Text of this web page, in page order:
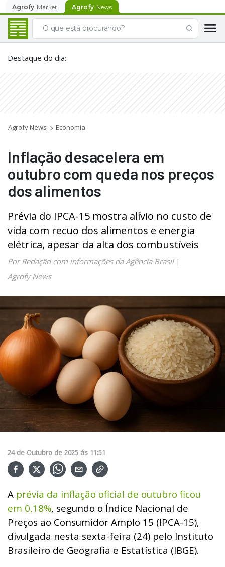
Agrofy Market Agrofy News
Destaque do dia:
Agrofy News Economia
Inflação desacelera em
outubro com queda nos preços
dos alimentos
Prévia do IPCA-15 mostra alívio no custo de
vida com recuo dos alimentos e energia
elétrica, apesar da alta dos combustíveis
Por Redação com informações da Agência Brasil|
Agrofy News
24 de Outubro de 2025 ás 11:51
A prévia da inflação oficial de outubro ficou
em 0,18%, segundo o Índice Nacional de
Preços ao Consumidor Amplo 15 (IPCA-15),
divulgada nesta sexta-feira (24) pelo Instituto
Brasileiro de Geografia e Estatística (IBGE).